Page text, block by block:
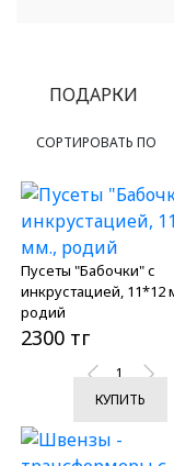
ПОДАРКИ
СОРТИРОВАТЬ ПО
Пусеты "Бабочки" с
инкрустацией, 11*12
родий
2300 тг
КУПИТЬ